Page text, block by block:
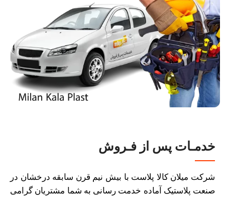
خدمـات پس از فـروش
شرکت میلان کالا پلاست با بیش نیم قرن سابقه درخشان در
صنعت پلاستیک آماده خدمت رسانی به شما مشتریان گرامی